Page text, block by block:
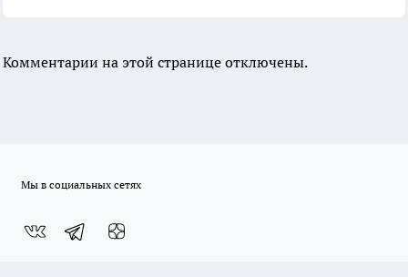
Комментарии на этой странице отключены.
Мы в социальных сетях